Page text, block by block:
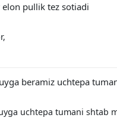
pullik tez sotiadi
beramiz uchtepa
uchtepa tumani shtab